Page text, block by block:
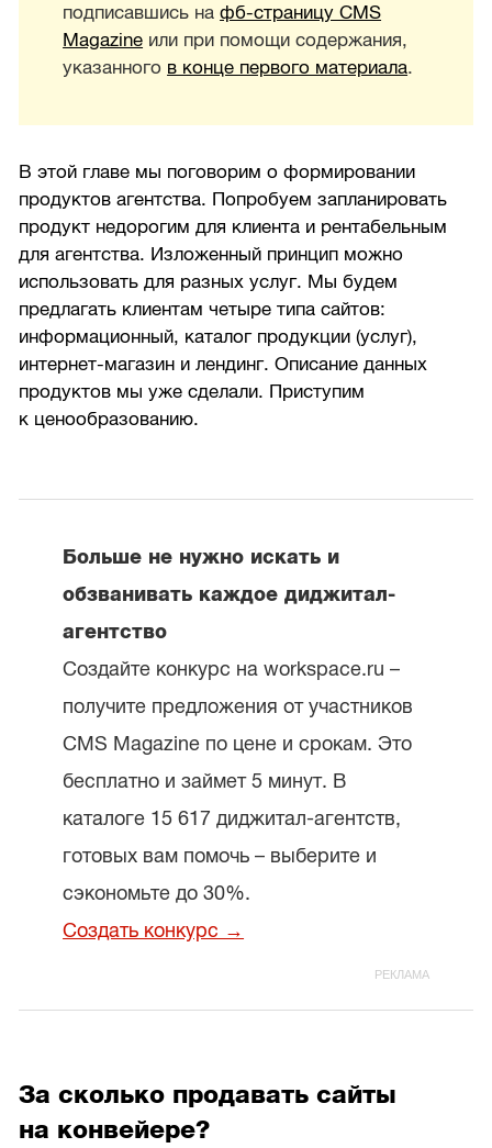
подписавшись нафб-страницу CMS
Magazine или при помощи содержания,
указанного в конце первого материала.
В этой главе мы поговорим о формировании
продуктов агентства. Попробуем запланировать
продукт недорогим для клиента и рентабельным
для агентства. Изложенный принцип можно
использовать для разных услуг. Мы будем
предлагать клиентам четыре типа сайтов:
информационный, каталог продукции (услуг),
интернет-магазин и лендинг. Описание данных
продуктов мы уже сделали. Приступим
к ценообразованию.
Больше не нужно искать и
обзванивать каждое диджитал-
агентство
Создайте конкурс на workspace.ru –
получите предложения от участников
CMS Magazine по цене и срокам. Это
бесплатно и займет 5 минут. В
каталоге 15 617 диджитал-агентств,
готовых вам помочь – выберите и
сэкономьте до 30%.
Создать конкурс →
За сколько продавать сайты
на конвейере?